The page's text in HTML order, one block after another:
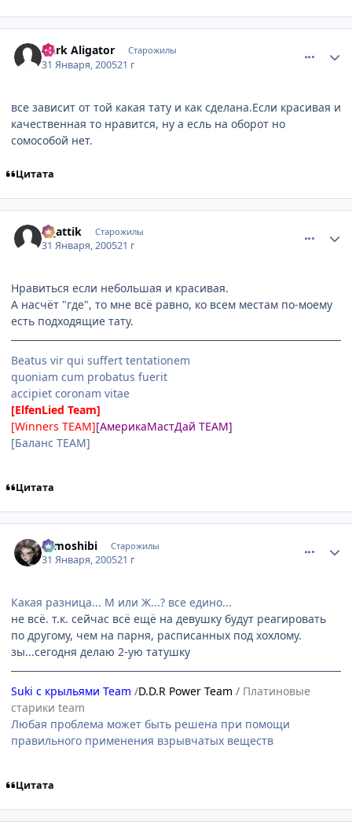
Dark Aligator Старожилы
31 Января, 200521 г
все зависит от той какая тату и как сделана.Если красивая и
качественная то нравится, ну а есль на оборот но
сомособой нет.
Цитата
vi_attik Старожилы
31 Января, 200521 г
Нравиться если небольшая и красивая.
А насчёт "где", то мне всё равно, ко всем местам по-моему
есть подходящие тату.
Beatus vir qui suffert tentationem
quoniam cum probatus fuerit
accipiet coronam vitae
[ElfenLied Team]
[Winners TEAM][АмерикаМастДай TEAM]
[Баланс TEAM]
Цитата
tomoshibi Старожилы
31 Января, 200521 г
Какая разница... М или Ж...? все едино...
не всё. т.к. сейчас всё ещё на девушку будут реагировать
по другому, чем на парня, расписанных под хохлому.
зы...сегодня делаю 2-ую татушку
Suki с крыльями Team /D.D.R Power Team / Платиновые
старики team
Любая проблема может быть решена при помощи
правильного применения взрывчатых веществ
Цитата